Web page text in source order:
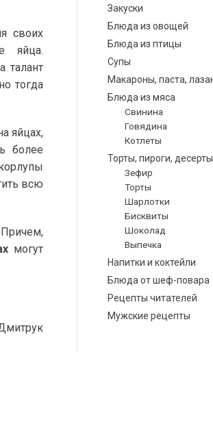
своих
яйца.
талант
тогда
яйцах,
более
всю
могут
Закуски
Блюда из овощей
Блюда из птицы
Супы
Макароны, паста,
Блюда из мяса
Свинина
Говядина
Котлеты
Торты, пироги, десерты
Зефир
Торты
Шарлотки
Бисквиты
Шоколад
Выпечка
Напитки и коктейли
Блюда от шеф-повара
Рецепты читателей
Мужские рецепты